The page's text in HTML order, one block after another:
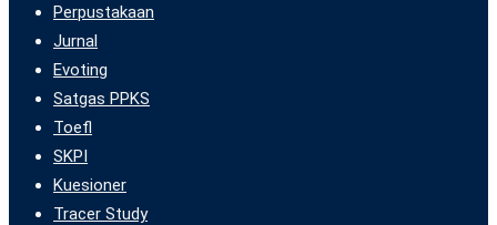
Perpustakaan
Jurnal
Evoting
Satgas PPKS
Toefl
SKPI
Kuesioner
Tracer Study